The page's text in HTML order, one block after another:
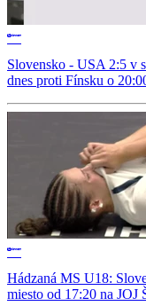
Slovensko - USA 2:5 v
dnes proti Fínsku o
Hádzaná MS U18:
miesto od 17:20 na JOJ